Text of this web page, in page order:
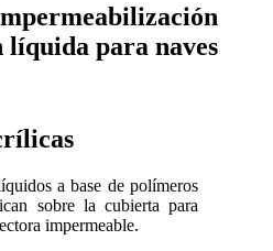
líquida para naves
a base de polímeros
sobre la cubierta para
impermeable.